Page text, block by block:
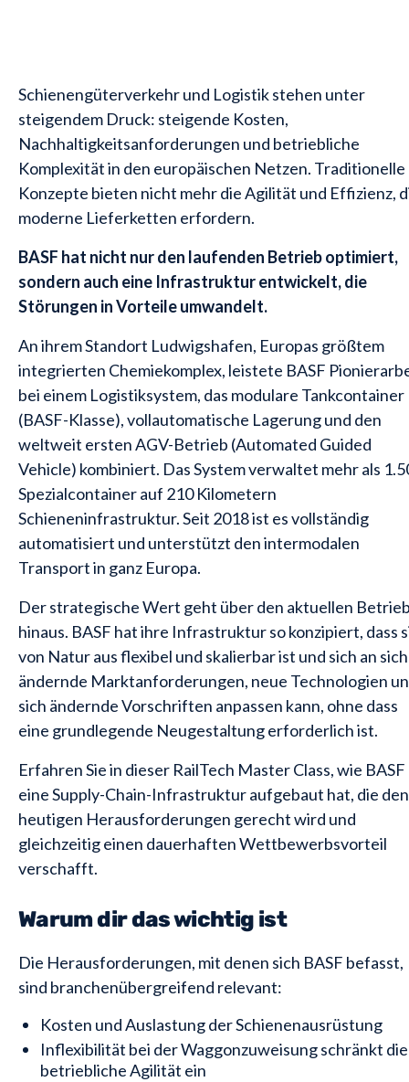
Schienengüterverkehr und Logistik stehen unter
steigendem Druck: steigende Kosten,
Nachhaltigkeitsanforderungen und betriebliche
Komplexität in den europäischen Netzen. Traditionelle
Konzepte bieten nicht mehr die Agilität und Effizienz,
moderne Lieferketten erfordern.
BASF hat nicht nur den laufenden Betrieb optimiert,
sondern auch eine Infrastruktur entwickelt, die
Störungen in Vorteile umwandelt.
An ihrem Standort Ludwigshafen, Europas größtem
integrierten Chemiekomplex, leistete BASF
bei einem Logistiksystem, das modulare Tankcontainer
(BASF-Klasse), vollautomatische Lagerung und den
weltweit ersten AGV-Betrieb (Automated Guided
Vehicle) kombiniert. Das System verwaltet mehr als
Spezialcontainer auf 210 Kilometern
Schieneninfrastruktur. Seit 2018 ist es vollständig
automatisiert und unterstützt den intermodalen
Transport in ganz Europa.
Der strategische Wert geht über den aktuellen
hinaus. BASF hat ihre Infrastruktur so konzipiert, dass
von Natur aus flexibel und skalierbar ist und sich an sich
ändernde Marktanforderungen, neue Technologien
sich ändernde Vorschriften anpassen kann, ohne dass
eine grundlegende Neugestaltung erforderlich ist.
Erfahren Sie in dieser RailTech Master Class, wie BASF
eine Supply-Chain-Infrastruktur aufgebaut hat, die den
heutigen Herausforderungen gerecht wird und
gleichzeitig einen dauerhaften Wettbewerbsvorteil
verschafft.
Warum dir das wichtig ist
Die Herausforderungen, mit denen sich BASF befasst,
sind branchenübergreifend relevant:
Kosten und Auslastung der Schienenausrüstung
Inflexibilität bei der Waggonzuweisung schränkt die
betriebliche Agilität ein